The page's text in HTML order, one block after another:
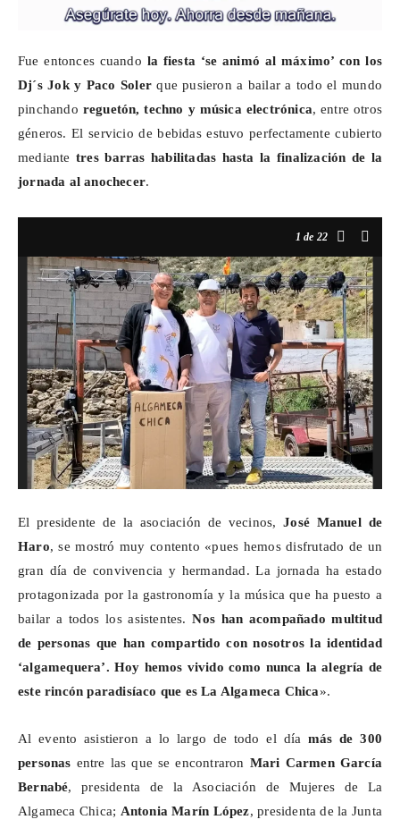
Fue entonces cuando la fiesta ‘se animó al máximo’ con los
Dj´sJok y Paco Solerque pusieron a bailar a todo el mundo
pinchando reguetón, techno y música electrónica, entre otros
géneros. El servicio de bebidas estuvo perfectamente cubierto
mediantetres barras habilitadas hasta la finalización de la
jornada al anochecer.
1 de 22
El presidente de la asociación de vecinos,José Manuel de
Haro, se mostró muy contento «pues hemos disfrutado de un
gran día de convivencia y hermandad. La jornada ha estado
protagonizada por la gastronomía y la música que ha puesto a
bailar a todos los asistentes. Nos han acompañado multitud
de personas que han compartido con nosotros la identidad
‘algamequera’. Hoy hemos vivido como nunca la alegría de
este rincón paradisíaco que es La Algameca Chica».
Al evento asistieron a lo largo de todo el día más de 300
personas entre las que se encontraron Mari Carmen García
Bernabé, presidenta de la Asociación de Mujeres de La
Algameca Chica; Antonia Marín López, presidenta de la Junta